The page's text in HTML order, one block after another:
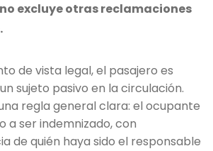
no excluye otras reclamaciones
de vista legal, el pasajero es
sujeto pasivo en la circulación.
regla general clara: el ocupante
a ser indemnizado, con
de quién haya sido el responsable